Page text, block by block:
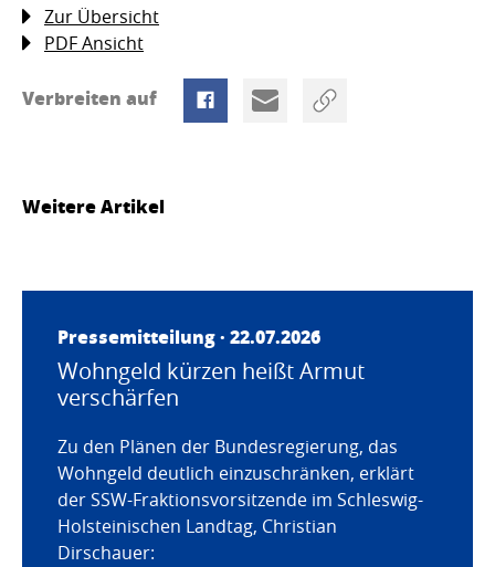
Zur Übersicht
PDF Ansicht
Verbreiten auf
Weitere Artikel
Pressemitteilung · 22.07.2026
Wohngeld kürzen heißt Armut
verschärfen
Zu den Plänen der Bundesregierung, das
Wohngeld deutlich einzuschränken, erklärt
der SSW-Fraktionsvorsitzende im Schleswig-
Holsteinischen Landtag, Christian
Dirschauer: